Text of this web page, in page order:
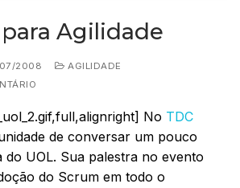
Agilidade
2008
AGILIDADE
No TDC
de conversar um pouco
UOL. Sua palestra no evento
do Scrum em todo o